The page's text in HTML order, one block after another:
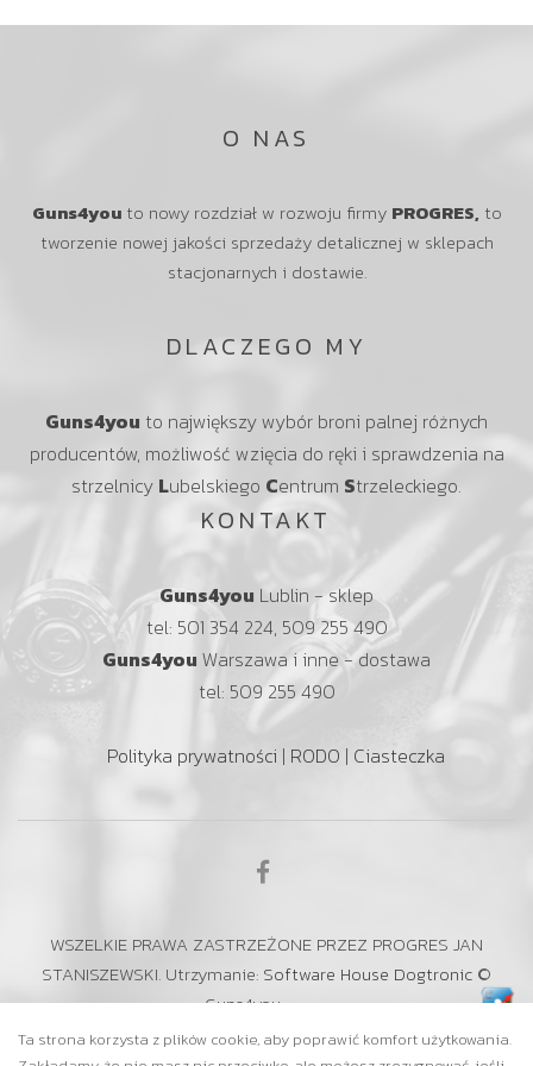
O NAS
Guns4you to nowy rozdział w rozwoju firmy PROGRES, to
tworzenie nowej jakości sprzedaży detalicznej w sklepach
stacjonarnych i dostawie.
DLACZEGO MY
Guns4you to największy wybór broni palnej różnych
producentów, możliwość wzięcia do ręki i sprawdzenia na
strzelnicy Lubelskiego Centrum Strzeleckiego.
KONTAKT
Guns4you Lublin - sklep
tel: 501 354 224, 509 255 490
Guns4you Warszawa i inne - dostawa
tel: 509 255 490
Polityka prywatności | RODO | Ciasteczka
WSZELKIE PRAWA ZASTRZEŻONE PRZEZ PROGRES JAN
STANISZEWSKI. Utrzymanie: Software House Dogtronic ©
Guns4you
Ta strona korzysta z plików cookie, aby poprawić komfort użytkowania.